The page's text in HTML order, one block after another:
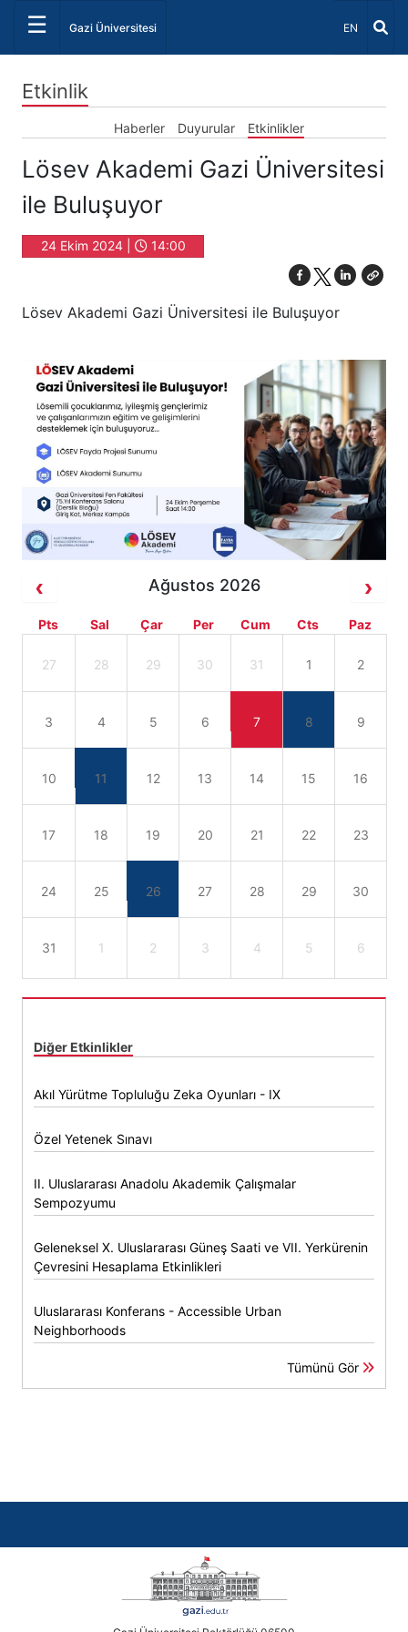
☰ Gazi Üniversitesi Dil Seçiniz
EN
Etkinlik
Haberler Duyurular Etkinlikler
Lösev Akademi Gazi Üniversitesi
ile Buluşuyor
24 Ekim 2024 | 14:00
Lösev Akademi Gazi Üniversitesi ile Buluşuyor
Ağustos 2026
Pts Sal Çar Per Cum Cts Paz
27 28 29 30 31 1 2
3 4 5 6 7 8 9
10 11 12 13 14 15 16
17 18 19 20 21 22 23
24 25 26 27 28 29 30
31 1 2 3 4 5 6
Diğer Etkinlikler
Akıl Yürütme Topluluğu Zeka Oyunları - IX
Özel Yetenek Sınavı
II. Uluslararası Anadolu Akademik Çalışmalar
Sempozyumu
Geleneksel X. Uluslararası Güneş Saati ve VII. Yerkürenin
Çevresini Hesaplama Etkinlikleri
Uluslararası Konferans - Accessible Urban
Neighborhoods
Tümünü Gör